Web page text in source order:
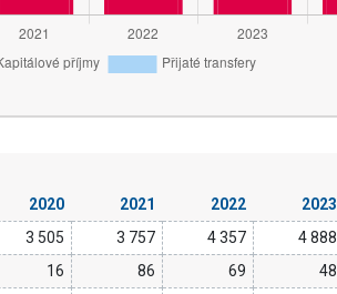
2020 2021 2022 2023
3 505 3 757 4 357 4 888
16 86 69 48